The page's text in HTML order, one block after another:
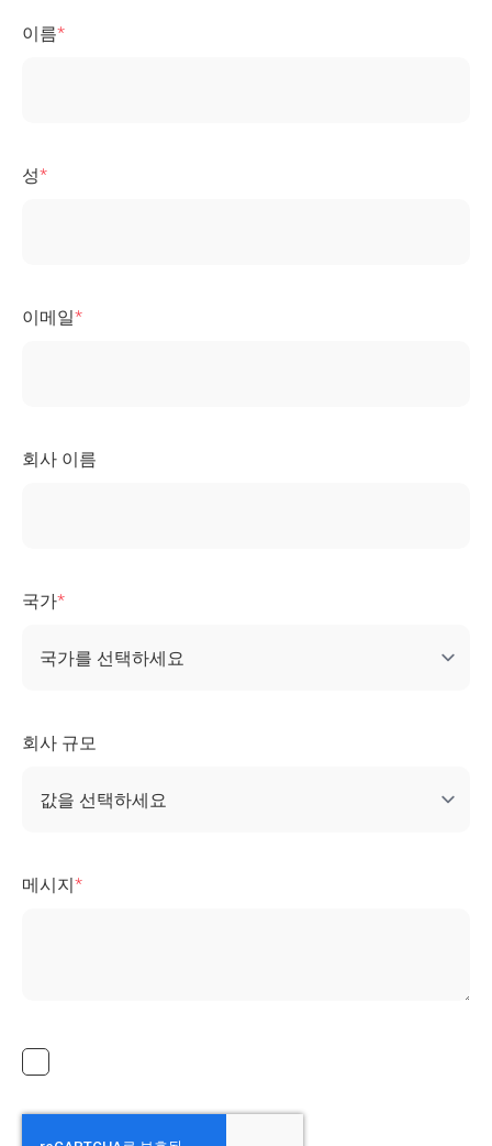
이름
성
이메일
회사 이름
국가
회사 규모
메시지